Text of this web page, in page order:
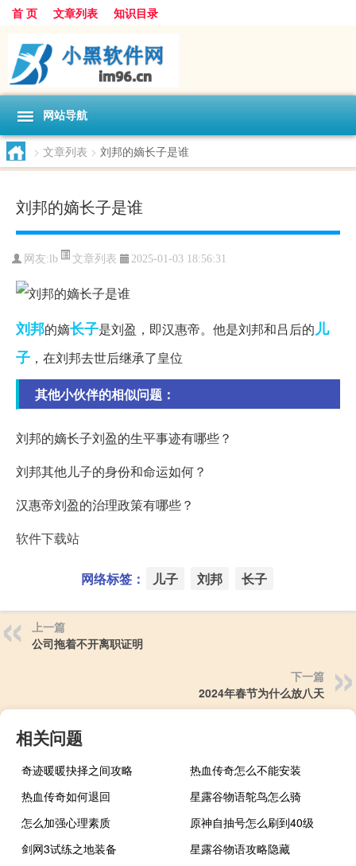
首 页 文章列表 知识目录
网站导航
> 文章列表 > 刘邦的嫡长子是谁
刘邦的嫡长子是谁
网友: lb 文章列表 2025-01-03 18:56:31
刘邦的嫡长子是刘盈，即汉惠帝。他是刘邦和吕后的儿
子 ，在刘邦去世后继承了皇位
其他小伙伴的相似问题：
刘邦的嫡长子刘盈的生平事迹有哪些？
刘邦其他儿子的身份和命运如何？
汉惠帝刘盈的治理政策有哪些？
软件下载站
网络标签： 儿子 刘邦 长子
上一篇
公司拖着不开离职证明
下一篇
2024年春节为什么放八天
相关问题
奇迹暖暖抉择之间攻略
热血传奇怎么不能安装
热血传奇如何退回
星露谷物语鸵鸟怎么骑
怎么加强心理素质
原神自抽号怎么刷到40级
剑网3试练之地装备
星露谷物语攻略隐藏